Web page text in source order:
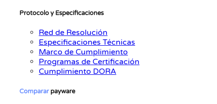
Protocolo y Especificaciones
Red de Resolución
Especificaciones Técnicas
Marco de Cumplimiento
Programas de Certificación
Cumplimiento DORA
Compararpayware